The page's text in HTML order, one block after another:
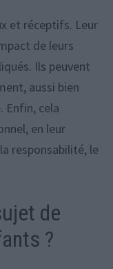
et réceptifs. Leur
de leurs
Ils peuvent
aussi bien
Enfin, cela
en leur
responsabilité, le
de
?